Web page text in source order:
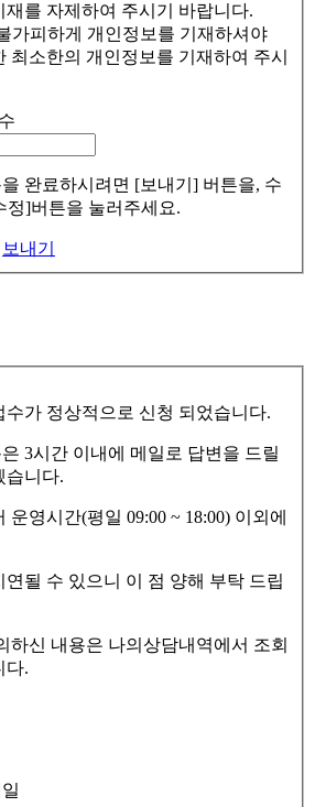
재를 자제하여 주시기 바랍니다.
가피하게 개인정보를 기재하셔야
최소한의 개인정보를 기재하여 주시
완료하시려면 [보내기] 버튼을, 수
정]버튼을 눌러주세요.
보내기
수가 정상적으로 신청 되었습니다.
3시간 이내에 메일로 답변을 드릴
습니다.
운영시간(평일 09:00 ~ 18:00) 이외에
연될 수 있으니 이 점 양해 부탁 드립
하신 내용은 나의상담내역에서 조회
다.